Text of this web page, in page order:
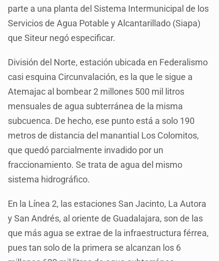
parte a una planta del Sistema Intermunicipal de los
Servicios de Agua Potable y Alcantarillado (Siapa)
que Siteur negó especificar.
División del Norte, estación ubicada en Federalismo
casi esquina Circunvalación, es la que le sigue a
Atemajac al bombear 2 millones 500 mil litros
mensuales de agua subterránea de la misma
subcuenca. De hecho, ese punto está a solo 190
metros de distancia del manantial Los Colomitos,
que quedó parcialmente invadido por un
fraccionamiento. Se trata de agua del mismo
sistema hidrográfico.
En la Línea 2, las estaciones San Jacinto, La Autora
y San Andrés, al oriente de Guadalajara, son de las
que más agua se extrae de la infraestructura férrea,
pues tan solo de la primera se alcanzan los 6